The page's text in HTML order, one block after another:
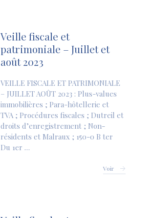
Veille fiscale et
patrimoniale – Juillet et
août 2023
VEILLE FISCALE ET PATRIMONIALE
– JUILLET AOÛT 2023 : Plus-values
immobilières ; Para-hôtellerie et
TVA ; Procédures fiscales ; Dutreil et
droits d’enregistrement ; Non-
résidents et Malraux ; 150-0 B ter
Du 1er …
Voir